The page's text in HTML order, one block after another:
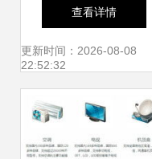
铺位转让的经营智
慧与市场洞察
查看详情
更新时间：2026-08-08
22:52:32